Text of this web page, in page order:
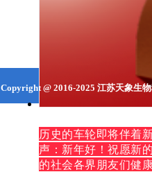
历史的车轮即将伴着
声：新年好！祝愿新
的社会各界朋友们健
Copyright @ 2016-2025江苏天象生